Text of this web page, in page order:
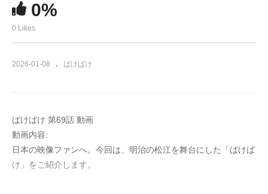
0%
0 Likes
2026-01-08 ばけばけ
ばけばけ 第69話 動画
動画内容:
日本の映像ファンへ。今回は、明治の松江を舞台にした「ばけば
け」をご紹介します。